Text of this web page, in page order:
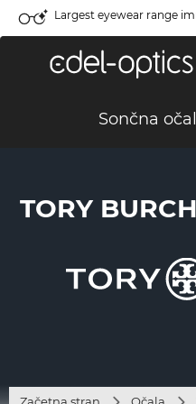
Largest eyewear range
Sončna
TORY